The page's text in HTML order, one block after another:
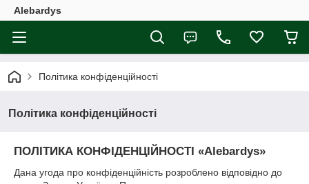
Alebardys
Політика конфіденційності
Політика конфіденційності
ПОЛІТИКА КОНФІДЕНЦІЙНОСТІ «Alebardys»
Дана угода про конфіденційність розроблено відповідно до